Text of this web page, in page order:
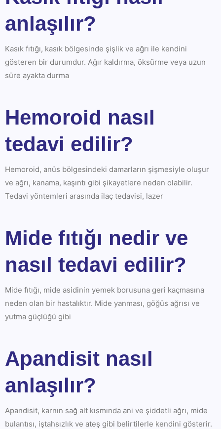
anlaşılır?
Kasık fıtığı, kasık bölgesinde şişlik ve ağrı ile kendini
gösteren bir durumdur. Ağır kaldırma, öksürme veya uzun
süre ayakta durma
Hemoroid nasıl
tedavi edilir?
Hemoroid, anüs bölgesindeki damarların şişmesiyle oluşur
ve ağrı, kanama, kaşıntı gibi şikayetlere neden olabilir.
Tedavi yöntemleri arasında ilaç tedavisi, lazer
Mide fıtığı nedir ve
nasıl tedavi edilir?
Mide fıtığı, mide asidinin yemek borusuna geri kaçmasına
neden olan bir hastalıktır. Mide yanması, göğüs ağrısı ve
yutma güçlüğü gibi
Apandisit nasıl
anlaşılır?
Apandisit, karnın sağ alt kısmında ani ve şiddetli ağrı, mide
bulantısı, iştahsızlık ve ateş gibi belirtilerle kendini gösterir.